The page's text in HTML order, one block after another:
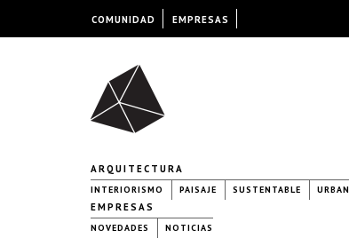
ARQUITECTURA
INTERIORISMO PAISAJE SUSTENTABLE
EMPRESAS
NOVEDADES NOTICIAS
COMUNIDAD EMPRESAS